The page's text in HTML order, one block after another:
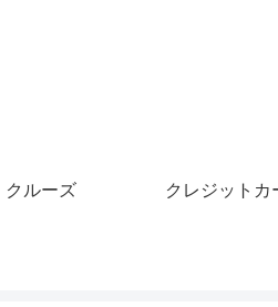
クルーズ クレジットカ